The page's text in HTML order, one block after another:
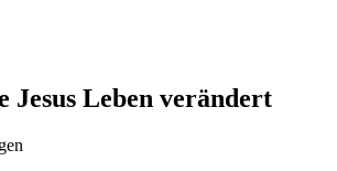
Jesus Leben verändert